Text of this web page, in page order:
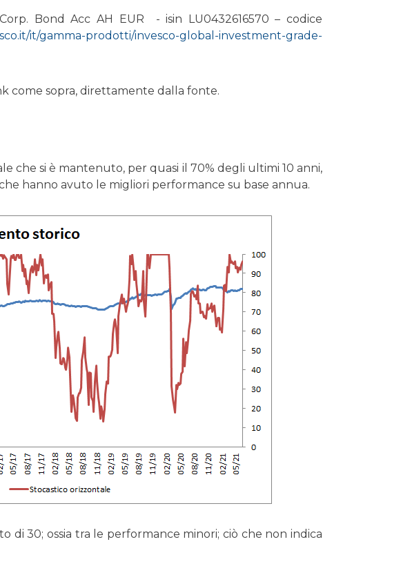
Bond Acc AH EUR - isin LU0432616570 – codice
it/gamma-prodotti/invesco-global-investment-grade-
come sopra, direttamente dalla fonte.
che si è mantenuto, per quasi il 70% degli ultimi 10 anni,
hanno avuto le migliori performance su base annua.
di 30; ossia tra le performance minori; ciò che non indica